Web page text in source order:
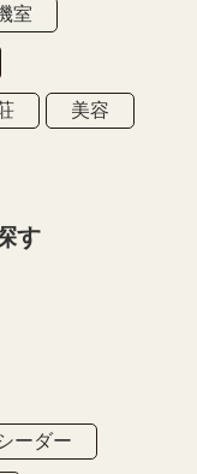
室
美容
す
ーダー